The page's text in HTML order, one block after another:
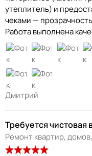
утеплитель) и
чеками —
Работа выполнена
Дмитрий
Требуется чистовая
Ремонт квартир,